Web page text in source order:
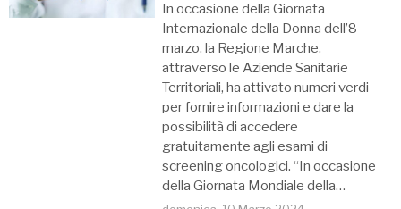
In occasione della Giornata
Internazionale della Donna dell’8
marzo, la Regione Marche,
attraverso le Aziende Sanitarie
Territoriali, ha attivato numeri verdi
per fornire informazioni e dare la
possibilità di accedere
gratuitamente agli esami di
screening oncologici. “In occasione
della Giornata Mondiale della…